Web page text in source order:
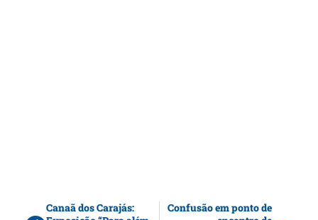
Canaã dos Carajás:
Confusão em ponto de